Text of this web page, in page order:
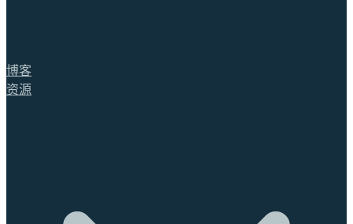
博客
资源